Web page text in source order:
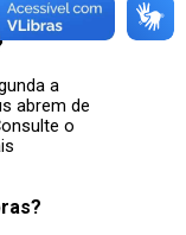
a
abrem de
o